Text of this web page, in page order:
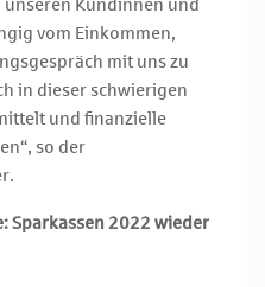
Kundinnen und
vom Einkommen,
mit uns zu
in dieser schwierigen
und finanzielle
so der
Sparkassen 2022 wieder